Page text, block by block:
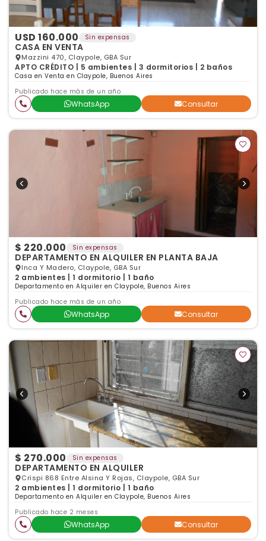
USD 160.000 Sin expensas
CASA EN VENTA
Mazzini 470, Claypole, GBA Sur
APTO CRÉDITO | 5 ambientes | 3 dormitorios | 2 baños
Casa en Venta en Claypole, Buenos Aires
Publicado hace más de un año
WhatsApp Consultar
$ 220.000 Sin expensas
DEPARTAMENTO EN ALQUILER EN PLANTA BAJA
Inca Y Madero, Claypole, GBA Sur
2 ambientes | 1 dormitorio | 1 baño
Departamento en Alquiler en Claypole, Buenos Aires
Publicado hace más de un año
WhatsApp Consultar
$ 270.000 Sin expensas
DEPARTAMENTO EN ALQUILER
Crispi 868 Entre Alsina Y Rojas, Claypole, GBA Sur
2 ambientes | 1 dormitorio | 1 baño
Departamento en Alquiler en Claypole, Buenos Aires
Publicado hace 2 meses
WhatsApp Consultar